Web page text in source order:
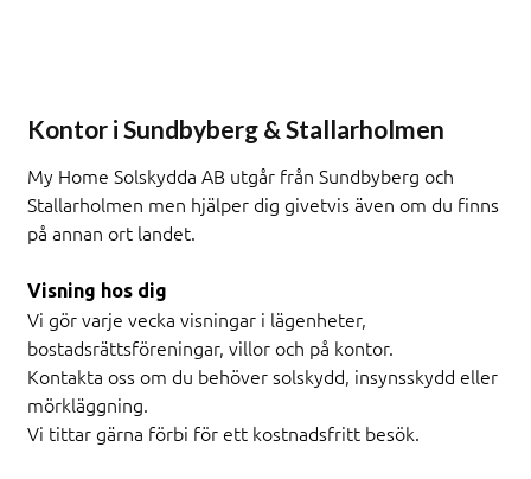
Kontor i Sundbyberg & Stallarholmen
My Home Solskydda AB utgår från Sundbyberg och
Stallarholmen men hjälper dig givetvis även om du finns
på annan ort landet.
Visning hos dig
Vi gör varje vecka visningar i lägenheter,
bostadsrättsföreningar, villor och på kontor.
Kontakta oss om du behöver solskydd, insynsskydd eller
mörkläggning.
Vi tittar gärna förbi för ett kostnadsfritt besök.